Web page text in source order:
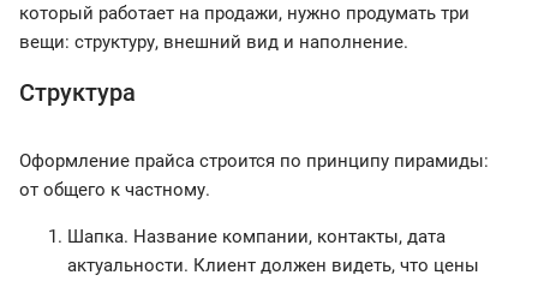
который работает на продажи, нужно продумать три
вещи: структуру, внешний вид и наполнение.
Структура
Оформление прайса строится по принципу пирамиды:
от общего к частному.
Шапка. Название компании, контакты, дата
актуальности. Клиент должен видеть, что цены